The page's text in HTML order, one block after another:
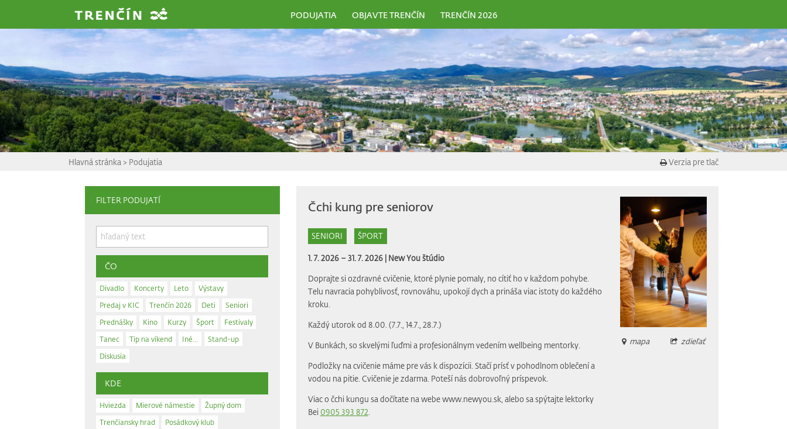
PODUJATIA OBJAVTE TRENČÍN TRENČÍN 2026
Hlavná stránka > Podujatia Verzia pre tlač
FILTER PODUJATÍ
ČO
Divadlo Koncerty Leto
Výstavy
Predaj v KIC
Trenčín 2026 Deti
Seniori
Prednášky
Kino Kurzy Šport
Festivaly
Tanec
Tip na víkend Iné...
Stand-up
Diskusia
KDE
Hviezda Mierové námestie
Župný dom
Trenčiansky hrad
Posádkový klub
Čchi kung pre seniorov
SENIORI ŠPORT
1. 7. 2026 – 31. 7. 2026 | New You štúdio
Doprajte si ozdravné cvičenie, ktoré plynie pomaly, no cítiť ho v každom pohybe.
Telu navracia pohyblivosť, rovnováhu, upokojí dych a prináša viac istoty do každého
kroku.
Každý utorok od 8.00. (7.7., 14.7., 28.7.)
V Bunkách, so skvelými ľuďmi a profesionálnym vedením wellbeing mentorky.
Podložky na cvičenie máme pre vás k dispozícii. Stačí prísť v pohodlnom oblečení a
vodou na pitie. Cvičenie je zdarma. Poteší nás dobrovoľný príspevok.
Viac o čchi kungu sa dočítate na webe www.newyou.sk, alebo sa spýtajte lektorky
Bei 0905 393 872
mapa zdieľať